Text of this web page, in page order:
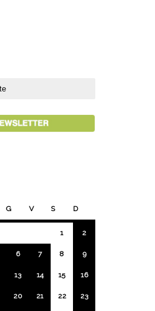
G V S D
1 2
6 7 8 9
13 14 15 16
20 21 22 23